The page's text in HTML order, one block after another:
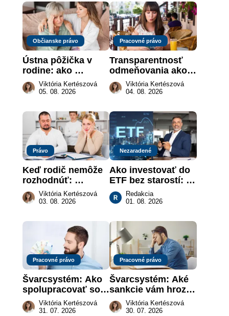
Občianske právo
Ústna pôžička v
rodine: ako
vymôcť peniaze,
keď na papieri nie
Viktória Kertészová
05. 08. 2026
Pracovné právo
Transparentnosť
odmeňovania ako
právna povinnosť:
revolúcia na
práce
Viktória Kertészová
04. 08. 2026
Právo
Keď rodič nemôže
rozhodnúť:
nahradenie prejavu
vôle súdom v
Viktória Kertészová
03. 08. 2026
Nezaradené
Ako investovať do
ETF bez starostí:
Investičné plány,
ktoré urobia prácu
Redakcia
01. 08. 2026
Pracovné právo
Švarcsystém: Ako
spolupracovať so
živnostníkom
legálne a bez
Viktória Kertészová
31. 07. 2026
Pracovné právo
Švarcsystém: Aké
sankcie vám hrozia
a prečo nestačí
zaplatiť pokutu?
Viktória Kertészová
30. 07. 2026